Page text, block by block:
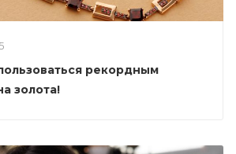
рекордным
золота!